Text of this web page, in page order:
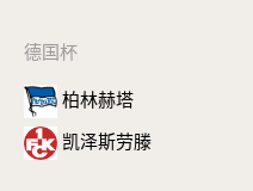
德国杯
柏林赫塔
凯泽斯劳滕